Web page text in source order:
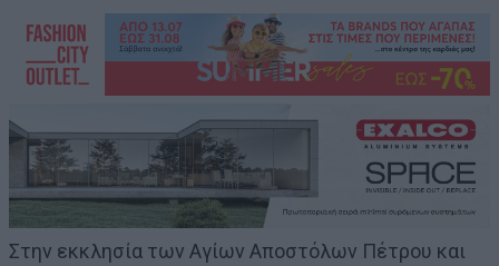
Στην εκκλησία των Αγίων Αποστόλων Πέτρου και